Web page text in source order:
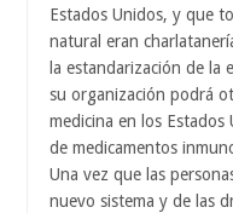
Estados Unidos, y que
natural eran
la estandarización de la
su organización podrá
medicina en los Estados
de medicamentos
Una vez que las
nuevo sistema y de las